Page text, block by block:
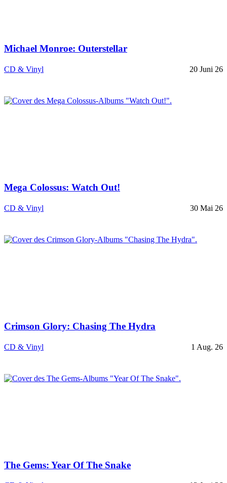
Michael Monroe: Outerstellar
CD & Vinyl 20 Juni 26
Mega Colossus: Watch Out!
CD & Vinyl 30 Mai 26
Crimson Glory: Chasing The Hydra
CD & Vinyl 1 Aug. 26
The Gems: Year Of The Snake